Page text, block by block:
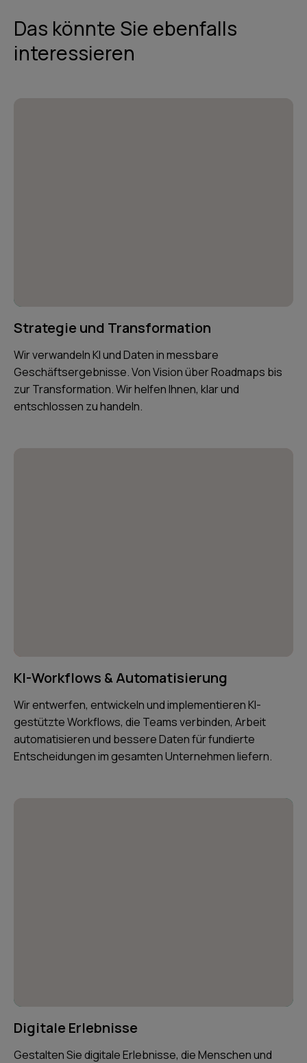
Das könnte Sie ebenfalls
interessieren
Strategie und Transformation
Wir verwandeln KI und Daten in messbare
Geschäftsergebnisse. Von Vision über Roadmaps bis
zur Transformation. Wir helfen Ihnen, klar und
entschlossen zu handeln.
KI-Workflows & Automatisierung
Wir entwerfen, entwickeln und implementieren KI-
gestützte Workflows, die Teams verbinden, Arbeit
automatisieren und bessere Daten für fundierte
Entscheidungen im gesamten Unternehmen liefern.
Digitale Erlebnisse
Gestalten Sie digitale Erlebnisse, die Menschen und